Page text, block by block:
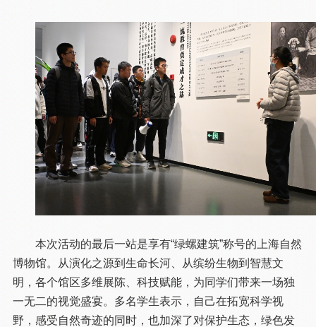
本次活动的最后一站是享有“绿螺建筑”称号的上海自然
博物馆。从演化之源到生命长河、从缤纷生物到智慧文
明，各个馆区多维展陈、科技赋能，为同学们带来一场独
一无二的视觉盛宴。多名学生表示，自己在拓宽科学视
野，感受自然奇迹的同时，也加深了对保护生态，绿色发